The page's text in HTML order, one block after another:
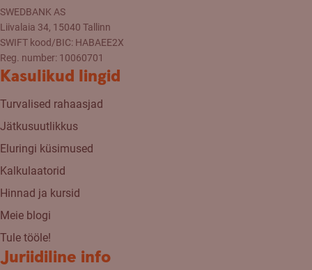
SWEDBANK AS
Liivalaia 34, 15040 Tallinn
SWIFT kood/BIC: HABAEE2X
Reg. number: 10060701
Kasulikud lingid
Turvalised rahaasjad
Jätkusuutlikkus
Eluringi küsimused
Kalkulaatorid
Hinnad ja kursid
Meie blogi
Tule tööle!
Juriidiline info